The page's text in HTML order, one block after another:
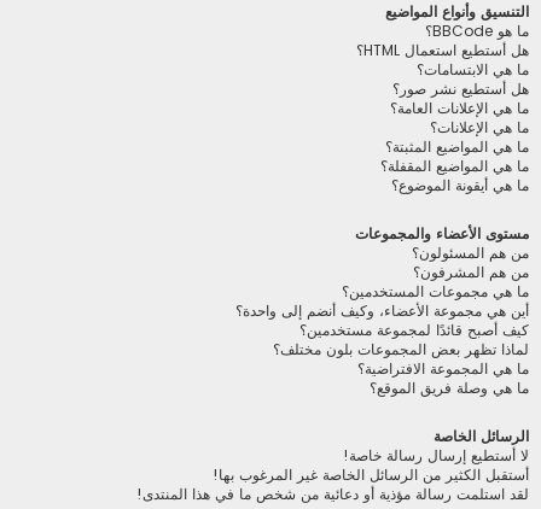
التنسيق وأنواع المواضيع
ما هو BBCode؟
هل أستطيع استعمال HTML؟
ما هي الابتسامات؟
هل أستطيع نشر صور؟
ما هي الإعلانات العامة؟
ما هي الإعلانات؟
ما هي المواضيع المثبتة؟
ما هي المواضيع المقفلة؟
ما هي أيقونة الموضوع؟
مستوى الأعضاء والمجموعات
من هم المسئولون؟
من هم المشرفون؟
ما هي مجموعات المستخدمين؟
أين هي مجموعة الأعضاء، وكيف أنضم إلى واحدة؟
كيف أصبح قائدًا لمجموعة مستخدمين؟
لماذا تظهر بعض المجموعات بلون مختلف؟
ما هي المجموعة الافتراضية؟
ما هي وصلة فريق الموقع؟
الرسائل الخاصة
لا أستطيع إرسال رسالة خاصة!
أستقبل الكثير من الرسائل الخاصة غير المرغوب بها!
لقد استلمت رسالة مؤذية أو دعائية من شخص ما في هذا المنتدى!